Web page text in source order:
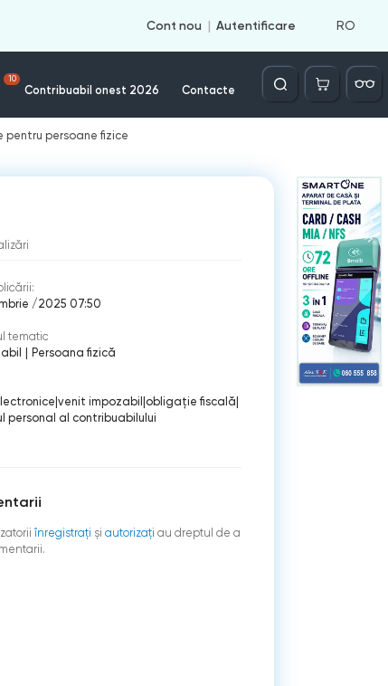
Cont nou Autentificare RO
10
Contribuabil onest 2026 Contacte
Căutare
persoane fizice
/2025 07:50
tematic
Persoana fizică
venit impozabil obligaţie fiscală
personal al contribuabilului
înregistraţi şi autorizați au dreptul de a